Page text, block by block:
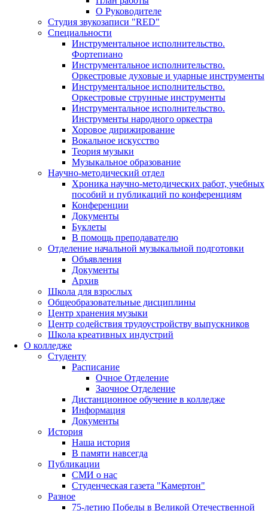
О Руководителе
Студия звукозаписи "RED"
Специальности
Инструментальное исполнительство.
Фортепиано
Инструментальное исполнительство.
Оркестровые духовые и ударные инструменты
Инструментальное исполнительство.
Оркестровые струнные инструменты
Инструментальное исполнительство.
Инструменты народного оркестра
Хоровое дирижирование
Вокальное искусство
Теория музыки
Музыкальное образование
Научно-методический отдел
Хроника научно-методических работ, учебных
пособий и публикаций по конференциям
Конференции
Документы
Буклеты
В помощь преподавателю
Отделение начальной музыкальной подготовки
Объявления
Документы
Архив
Школа для взрослых
Общеобразовательные дисциплины
Центр хранения музыки
Центр содействия трудоустройству выпускников
Школа креативных индустрий
О колледже
Студенту
Расписание
Очное Отделение
Заочное Отделение
Дистанционное обучение в колледже
Информация
Документы
История
Наша история
В памяти навсегда
Публикации
СМИ о нас
Студенческая газета "Камертон"
Разное
75-летию Победы в Великой Отечественной